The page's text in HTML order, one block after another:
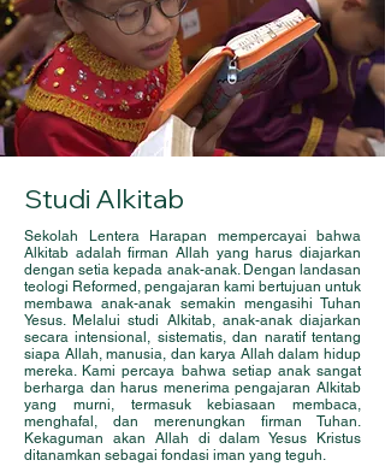
Studi Alkitab
Sekolah Lentera Harapan mempercayai bahwa
Alkitab adalah firman Allah yang harus diajarkan
dengan setia kepada anak-anak. Dengan landasan
teologi Reformed, pengajaran kami bertujuan untuk
membawa anak-anak semakin mengasihi Tuhan
Yesus. Melalui studi Alkitab, anak-anak diajarkan
secara intensional, sistematis, dan naratif tentang
siapa Allah, manusia, dan karya Allah dalam hidup
mereka. Kami percaya bahwa setiap anak sangat
berharga dan harus menerima pengajaran Alkitab
yang murni, termasuk kebiasaan membaca,
menghafal, dan merenungkan firman Tuhan.
Kekaguman akan Allah di dalam Yesus Kristus
ditanamkan sebagai fondasi iman yang teguh.